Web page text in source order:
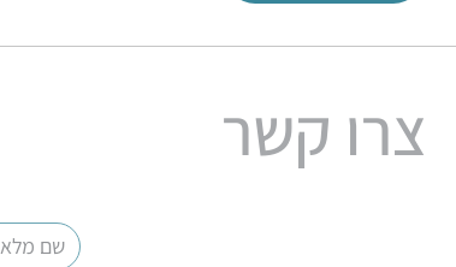
צרו קשר